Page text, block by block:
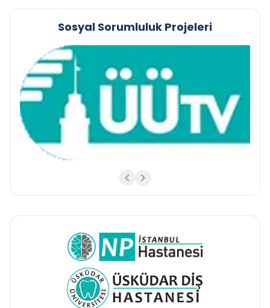
Sosyal Sorumluluk Projeleri